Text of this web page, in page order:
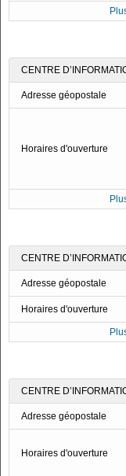
CENTRE
Adresse géopostale
Horaires d'ouverture
CENTRE
Adresse géopostale
Horaires d'ouverture
CENTRE
Adresse géopostale
Horaires d'ouverture